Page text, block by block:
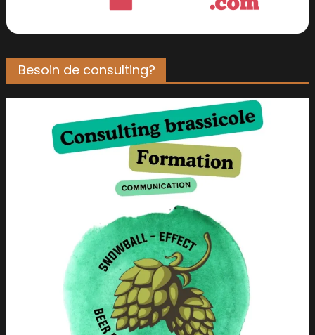
Besoin de consulting?